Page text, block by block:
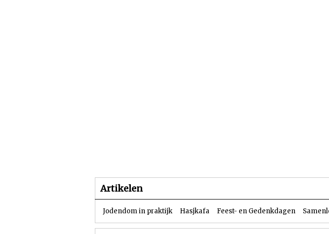
Artikelen
Jodendom in praktijk Hasjkafa Feest- en Gedenkdagen